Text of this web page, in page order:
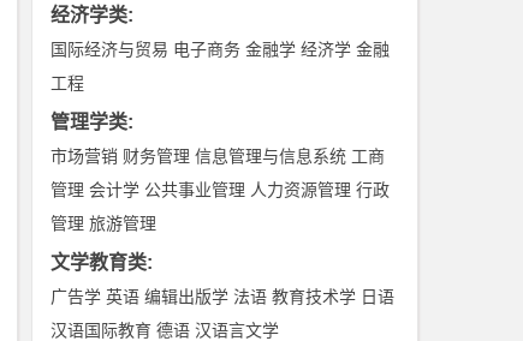
经济学类:
国际经济与贸易 电子商务 金融学 经济学 金融
工程
管理学类:
市场营销 财务管理 信息管理与信息系统 工商
管理 会计学 公共事业管理 人力资源管理 行政
管理 旅游管理
文学教育类:
广告学 英语 编辑出版学 法语 教育技术学 日语
汉语国际教育 德语 汉语言文学